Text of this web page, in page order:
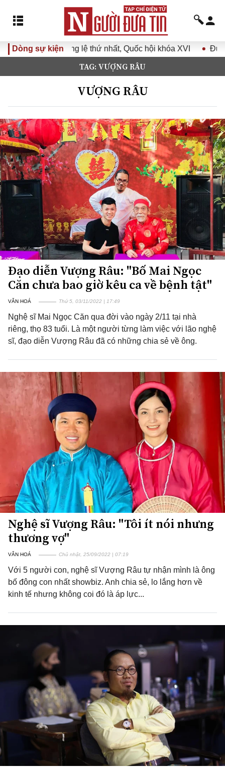
Dòng sự kiện
nhất, Quốc hội khóa XVI Đưa Nghị quyết Đại hội
TAG: VƯỢNG RÂU
VƯỢNG RÂU
Đạo diễn Vượng Râu: "Bố Mai Ngọc
Căn chưa bao giờ kêu ca về bệnh tật"
VĂN HOÁ Thứ 5, 03/11/2022 | 17:49
Nghệ sĩ Mai Ngọc Căn qua đời vào ngày 2/11 tại nhà
riêng, thọ 83 tuổi. Là một người từng làm việc với lão nghệ
sĩ, đạo diễn Vượng Râu đã có những chia sẻ về ông.
Nghệ sĩ Vượng Râu: "Tôi ít nói nhưng
thương vợ"
VĂN HOÁ Chủ nhật, 25/09/2022 | 07:19
Với 5 người con, nghệ sĩ Vượng Râu tự nhận mình là ông
bố đông con nhất showbiz. Anh chia sẻ, lo lắng hơn về
kinh tế nhưng không coi đó là áp lực...